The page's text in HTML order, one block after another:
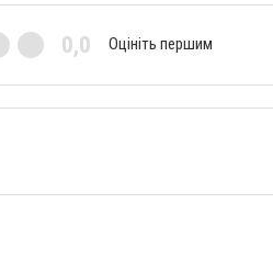
0,0 Оцініть першим